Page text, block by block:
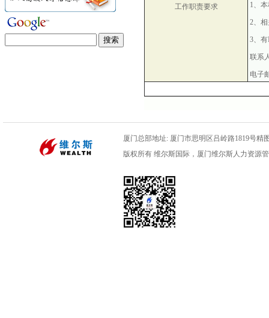
工作职责要求 1、
2、
3、有
联系
电子
厦门总部地址: 厦门市思明区吕岭路1819号精
版权所有 维尔斯国际，厦门维尔斯人力资源